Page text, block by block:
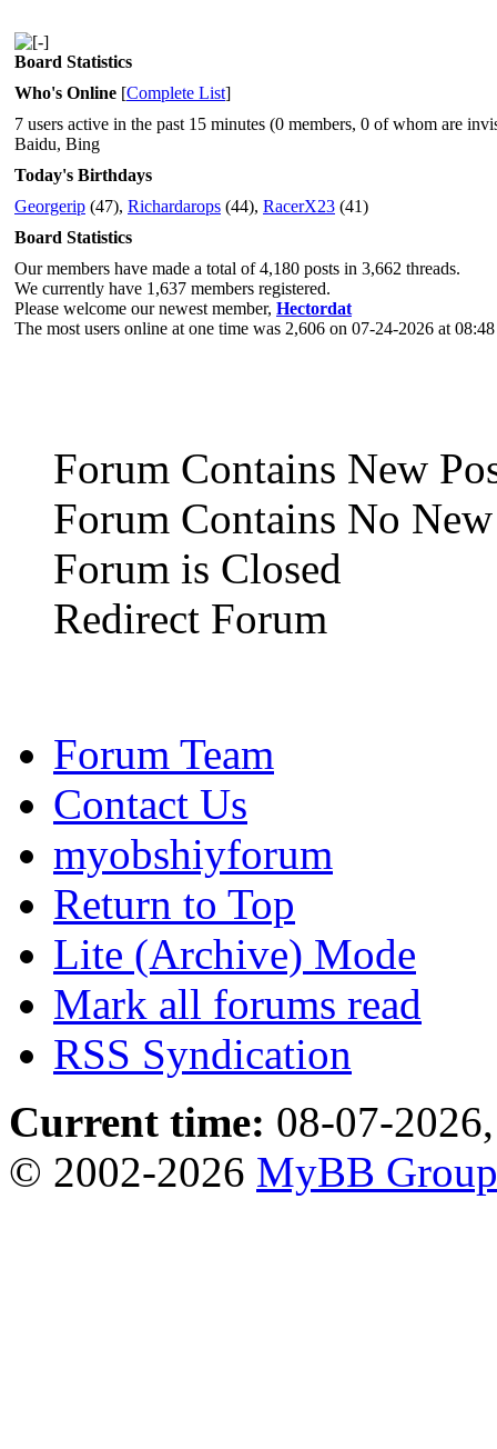
Board Statistics
Who's Online [Complete List]
7 users active in the past 15 minutes (0 members, 0 of whom are
Baidu, Bing
Today's Birthdays
Georgerip (47), Richardarops (44), RacerX23 (41)
Board Statistics
Our members have made a total of 4,180 posts in 3,662 threads.
We currently have 1,637 members registered.
Please welcome our newest member, Hectordat
The most users online at one time was 2,606 on 07-24-2026 at
Forum Contains New
Forum Contains No
Forum is Closed
Redirect Forum
Forum Team
Contact Us
myobshiyforum
Return to Top
Lite (Archive) Mode
Mark all forums read
RSS Syndication
Current time: 08-07-
© 2002-2026 MyBB Group